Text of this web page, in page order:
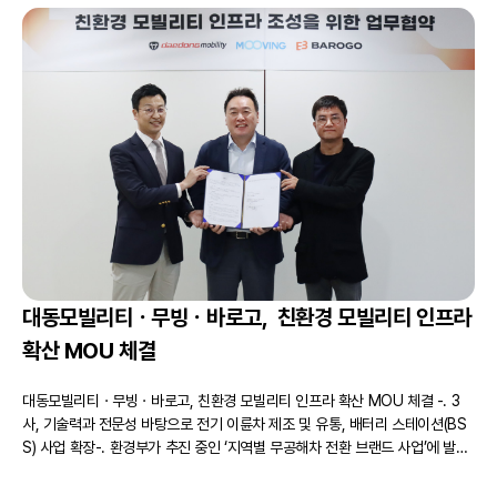
대동모빌리티ㆍ무빙ㆍ바로고, 친환경 모빌리티 인프라
확산 MOU 체결
대동모빌리티ㆍ무빙ㆍ바로고, 친환경 모빌리티 인프라 확산 MOU 체결 -. 3
사, 기술력과 전문성 바탕으로 전기 이륜차 제조 및 유통, 배터리 스테이션(BS
S) 사업 확장-. 환경부가 추진 중인 ‘지역별 무공해차 전환 브랜드 사업’에 발맞